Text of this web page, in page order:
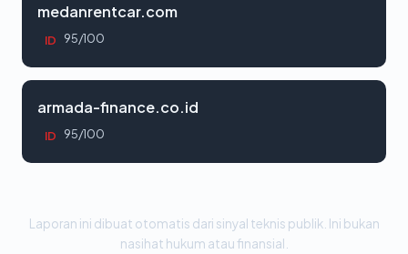
medanrentcar.com
ID 95/100
armada-finance.co.id
ID 95/100
Laporan ini dibuat otomatis dari sinyal teknis publik. Ini bukan
nasihat hukum atau finansial.